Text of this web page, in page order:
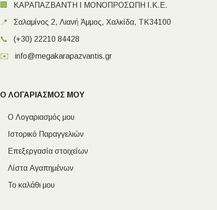
🏢 ΚΑΡΑΠΑΖΒΑΝΤΗ Ι ΜΟΝΟΠΡΟΣΩΠΗ Ι.Κ.Ε.
📍 Σαλαμίνος 2, Λιανή Άμμος, Χαλκίδα, ΤΚ34100
📞 (+30) 22210 84428
✉️ info@megakarapazvantis.gr
Ο ΛΟΓΑΡΙΑΣΜΟΣ ΜΟΥ
Ο Λογαριασμός μου
Ιστορικό Παραγγελιών
Επεξεργασία στοιχείων
Λίστα Αγαπημένων
Το καλάθι μου